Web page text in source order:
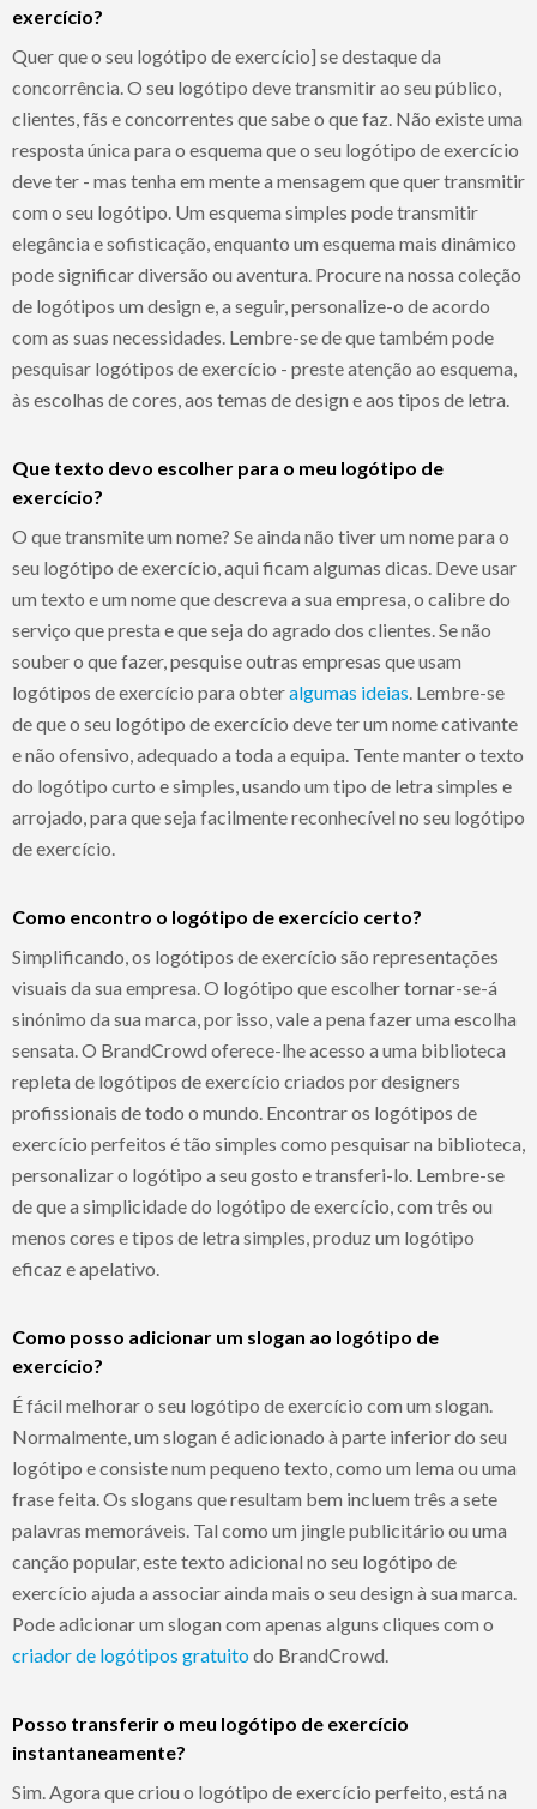
exercício?
Quer que o seu logótipo de exercício] se destaque da
concorrência. O seu logótipo deve transmitir ao seu público,
clientes, fãs e concorrentes que sabe o que faz. Não existe uma
resposta única para o esquema que o seu logótipo de exercício
deve ter - mas tenha em mente a mensagem que quer transmitir
com o seu logótipo. Um esquema simples pode transmitir
elegância e sofisticação, enquanto um esquema mais dinâmico
pode significar diversão ou aventura. Procure na nossa coleção
de logótipos um design e, a seguir, personalize-o de acordo
com as suas necessidades. Lembre-se de que também pode
pesquisar logótipos de exercício - preste atenção ao esquema,
às escolhas de cores, aos temas de design e aos tipos de letra.
Que texto devo escolher para o meu logótipo de
exercício?
O que transmite um nome? Se ainda não tiver um nome para o
seu logótipo de exercício, aqui ficam algumas dicas. Deve usar
um texto e um nome que descreva a sua empresa, o calibre do
serviço que presta e que seja do agrado dos clientes. Se não
souber o que fazer, pesquise outras empresas que usam
logótipos de exercício para obteralgumas ideias . Lembre-se
de que o seu logótipo de exercício deve ter um nome cativante
e não ofensivo, adequado a toda a equipa. Tente manter o texto
do logótipo curto e simples, usando um tipo de letra simples e
arrojado, para que seja facilmente reconhecível no seu logótipo
de exercício.
Como encontro o logótipo de exercício certo?
Simplificando, os logótipos de exercício são representações
visuais da sua empresa. O logótipo que escolher tornar-se-á
sinónimo da sua marca, por isso, vale a pena fazer uma escolha
sensata. O BrandCrowd oferece-lhe acesso a uma biblioteca
repleta de logótipos de exercício criados por designers
profissionais de todo o mundo. Encontrar os logótipos de
exercício perfeitos é tão simples como pesquisar na biblioteca,
personalizar o logótipo a seu gosto e transferi-lo. Lembre-se
de que a simplicidade do logótipo de exercício, com três ou
menos cores e tipos de letra simples, produz um logótipo
eficaz e apelativo.
Como posso adicionar um slogan ao logótipo de
exercício?
É fácil melhorar o seu logótipo de exercício com um slogan.
Normalmente, um slogan é adicionado à parte inferior do seu
logótipo e consiste num pequeno texto, como um lema ou uma
frase feita. Os slogans que resultam bem incluem três a sete
palavras memoráveis. Tal como um jingle publicitário ou uma
canção popular, este texto adicional no seu logótipo de
exercício ajuda a associar ainda mais o seu design à sua marca.
Pode adicionar um slogan com apenas alguns cliques com o
criador de logótipos gratuitodo BrandCrowd.
Posso transferir o meu logótipo de exercício
instantaneamente?
Sim. Agora que criou o logótipo de exercício perfeito, está na